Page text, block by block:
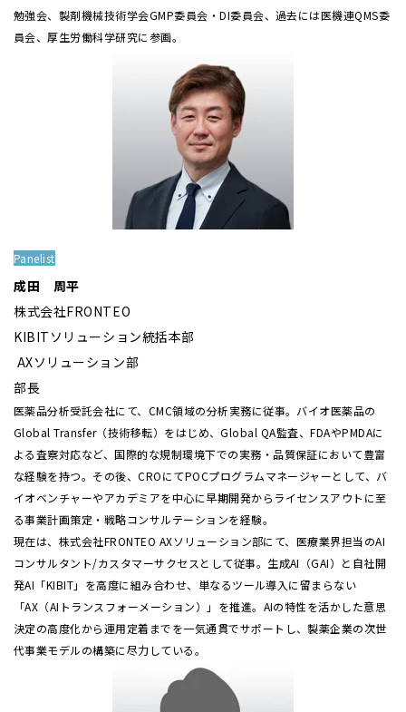
勉強会、製剤機械技術学会GMP委員会・DI委員会、過去には医機連QMS委
員会、厚生労働科学研究に参画。
Panelist
成田 周平
株式会社FRONTEO
KIBITソリューション統括本部
AXソリューション部
部長
医薬品分析受託会社にて、CMC領域の分析実務に従事。バイオ医薬品の
Global Transfer（技術移転）をはじめ、Global QA監査、FDAやPMDAに
よる査察対応など、国際的な規制環境下での実務・品質保証において豊富
な経験を持つ。その後、CROにてPOCプログラムマネージャーとして、バ
イオベンチャーやアカデミアを中心に早期開発からライセンスアウトに至
る事業計画策定・戦略コンサルテーションを経験。
現在は、株式会社FRONTEO AXソリューション部にて、医療業界担当のAI
コンサルタント/カスタマーサクセスとして従事。生成AI（GAI）と自社開
発AI「KIBIT」を高度に組み合わせ、単なるツール導入に留まらない
「AX（AIトランスフォーメーション）」を推進。AIの特性を活かした意思
決定の高度化から運用定着までを一気通貫でサポートし、製薬企業の次世
代事業モデルの構築に尽力している。